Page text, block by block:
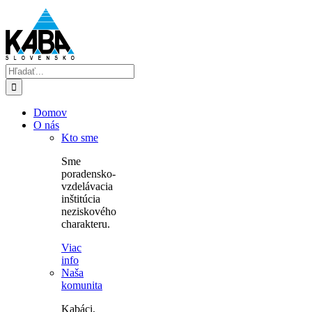
content
Hľadať:
Domov
O nás
Kto sme
Sme
poradensko-
vzdelávacia
inštitúcia
neziskového
charakteru.
Viac
info
Naša
komunita
Kabáci,